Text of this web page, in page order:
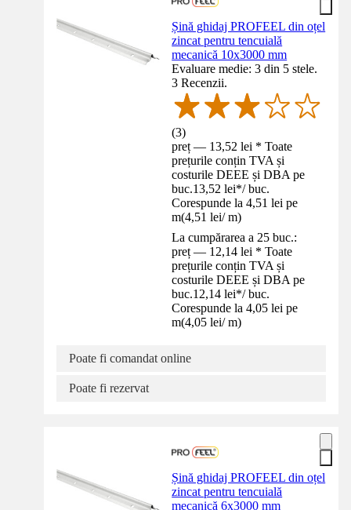
Șină ghidaj PROFEEL din oțel
zincat pentru tencuială
mecanică 10x3000 mm
Evaluare medie: 3 din 5 stele.
3 Recenzii.
(3)
preț — 13,52 lei * Toate
prețurile conțin TVA și
costurile DEEE și DBA pe
buc.13,52 lei*/ buc.
Corespunde la 4,51 lei pe
m(4,51 lei/ m)
La cumpărarea a 25 buc.:
preț — 12,14 lei * Toate
prețurile conțin TVA și
costurile DEEE și DBA pe
buc.12,14 lei*/ buc.
Corespunde la 4,05 lei pe
m(4,05 lei/ m)
Poate fi comandat online
Poate fi rezervat
Șină ghidaj PROFEEL din oțel
zincat pentru tencuială
mecanică 6x3000 mm